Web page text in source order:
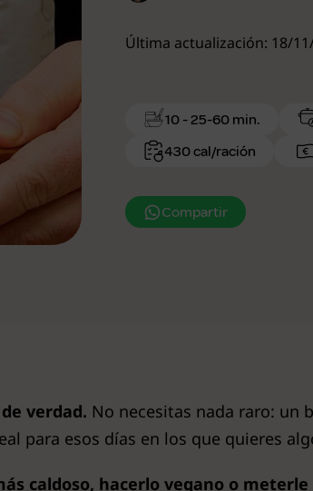
Última actualización: 18/
10 - 25-60 min.
430 cal/ración
Compartir
verdad. No necesitas nada raro: un
para esos días en los que quieres
caldoso, hacerlo vegano o